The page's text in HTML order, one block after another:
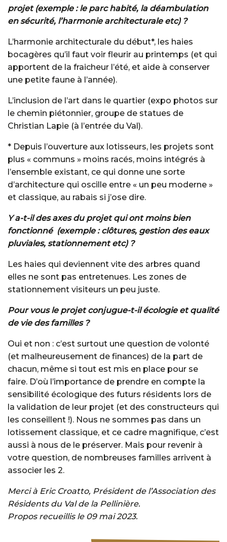
projet (exemple : le parc habité, la déambulation
en sécurité, l’harmonie architecturale etc) ?
L’harmonie architecturale du début*, les haies
bocagères qu’il faut voir fleurir au printemps (et qui
apportent de la fraicheur l’été, et aide à conserver
une petite faune à l’année).
L’inclusion de l’art dans le quartier (expo photos sur
le chemin piétonnier, groupe de statues de
Christian Lapie (à l’entrée du Val).
* Depuis l’ouverture aux lotisseurs, les projets sont
plus « communs » moins racés, moins intégrés à
l’ensemble existant, ce qui donne une sorte
d’architecture qui oscille entre « un peu moderne »
et classique, au rabais si j’ose dire.
Y a-t-il des axes du projet qui ont moins bien
fonctionné (exemple : clôtures, gestion des eaux
pluviales, stationnement etc) ?
Les haies qui deviennent vite des arbres quand
elles ne sont pas entretenues. Les zones de
stationnement visiteurs un peu juste.
Pour vous le projet conjugue-t-il écologie et qualité
de vie des familles ?
Oui et non : c’est surtout une question de volonté
(et malheureusement de finances) de la part de
chacun, même si tout est mis en place pour se
faire. D’où l’importance de prendre en compte la
sensibilité écologique des futurs résidents lors de
la validation de leur projet (et des constructeurs qui
les conseillent !). Nous ne sommes pas dans un
lotissement classique, et ce cadre magnifique, c’est
aussi à nous de le préserver. Mais pour revenir à
votre question, de nombreuses familles arrivent à
associer les 2.
Merci à Eric Croatto, Président de l’Association des
Résidents du Val de la Pellinière.
Propos recueillis le 09 mai 2023.